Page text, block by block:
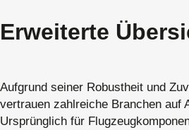
Erweiterte
Aufgrund seiner Robustheit und
vertrauen zahlreiche Branchen auf
Ursprünglich für